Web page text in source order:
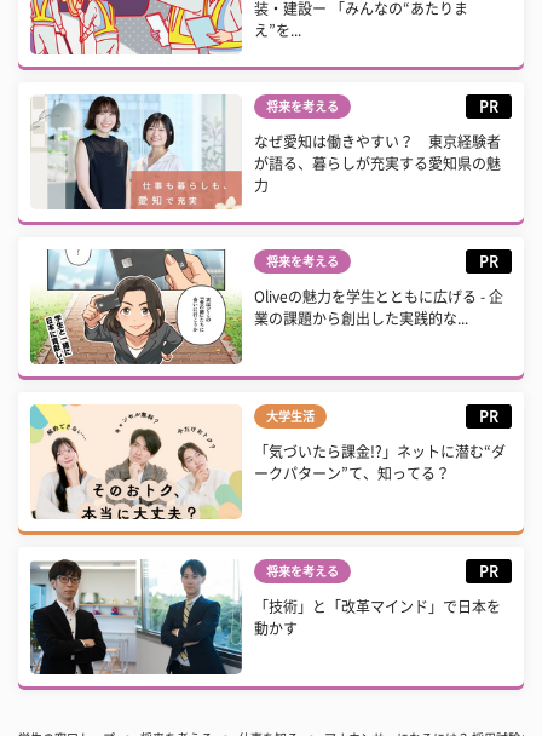
装・建設ー 「みんなの“あたりま
え”を...
将来を考える PR
なぜ愛知は働きやすい？ 東京経験者
が語る、暮らしが充実する愛知県の魅
力
将来を考える PR
Oliveの魅力を学生とともに広げる - 企
業の課題から創出した実践的な...
大学生活 PR
「気づいたら課金!?」ネットに潜む“ダ
ークパターン”て、知ってる？
将来を考える PR
「技術」と「改革マインド」で日本を
動かす